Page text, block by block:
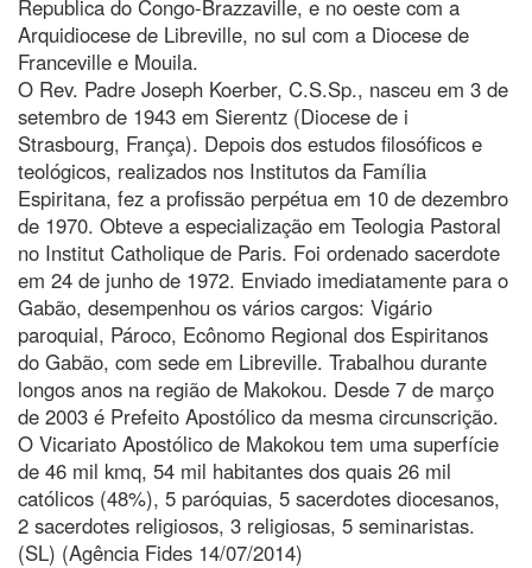
Republica do Congo-Brazzaville, e no oeste com a
Arquidiocese de Libreville, no sul com a Diocese de
Franceville e Mouila.
O Rev. Padre Joseph Koerber, C.S.Sp., nasceu em 3 de
setembro de 1943 em Sierentz (Diocese de i
Strasbourg, França). Depois dos estudos filosóficos e
teológicos, realizados nos Institutos da Família
Espiritana, fez a profissão perpétua em 10 de dezembro
de 1970. Obteve a especialização em Teologia Pastoral
no Institut Catholique de Paris. Foi ordenado sacerdote
em 24 de junho de 1972. Enviado imediatamente para o
Gabão, desempenhou os vários cargos: Vigário
paroquial, Pároco, Ecônomo Regional dos Espiritanos
do Gabão, com sede em Libreville. Trabalhou durante
longos anos na região de Makokou. Desde 7 de março
de 2003 é Prefeito Apostólico da mesma circunscrição.
O Vicariato Apostólico de Makokou tem uma superfície
de 46 mil kmq, 54 mil habitantes dos quais 26 mil
católicos (48%), 5 paróquias, 5 sacerdotes diocesanos,
2 sacerdotes religiosos, 3 religiosas, 5 seminaristas.
(SL) (Agência Fides 14/07/2014)